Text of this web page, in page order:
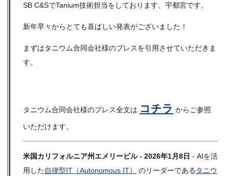
SB C&SでTanium技術担当をしております、宇都宮です。
新年早々からとても喜ばしい発表がございました！
まずはタニウム合同会社様のプレスを引用させていただきま
す。
タニウム合同会社様のプレス全文は コチラ からご参照
いただけます。
米国カリフォルニア州エメリービル - 2026年1月8日 - AIを活
用した自律型IT（Autonomous IT） のリーダーであるタニウ